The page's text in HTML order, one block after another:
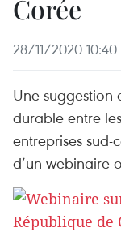
Corée
28/11/2020 10:40
Une suggestion
durable entre
entreprises sud-
d’un webinaire